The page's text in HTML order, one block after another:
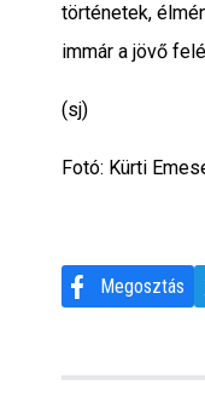
történetek,
immár a jövő
(sj)
Fotó: Kürti
Megosztás